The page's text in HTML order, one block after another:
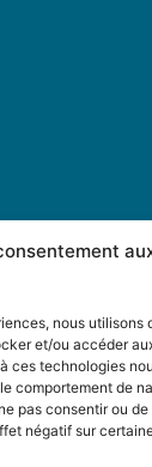
nous utilisons
et/ou accéder
ces technologies
comportement de
pas consentir ou de
négatif sur